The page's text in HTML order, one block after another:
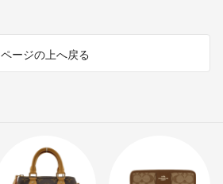
ページの上へ戻る